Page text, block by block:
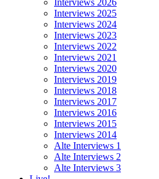
Interviews 2026
Interviews 2025
Interviews 2024
Interviews 2023
Interviews 2022
Interviews 2021
Interviews 2020
Interviews 2019
Interviews 2018
Interviews 2017
Interviews 2016
Interviews 2015
Interviews 2014
Alte Interviews 1
Alte Interviews 2
Alte Interviews 3